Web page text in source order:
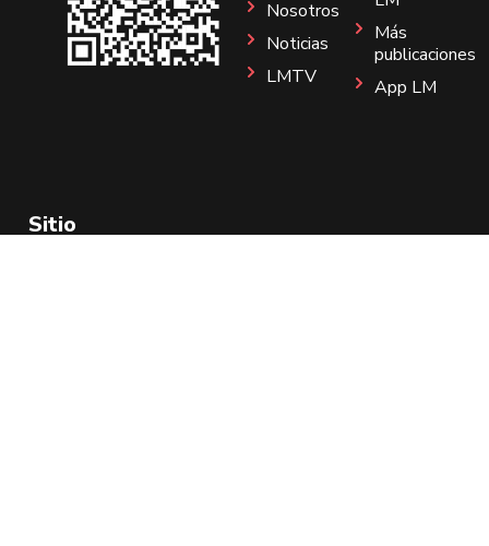
Sitio
Nosotros
Noticias
LMTV
Más
publicaciones
App LM